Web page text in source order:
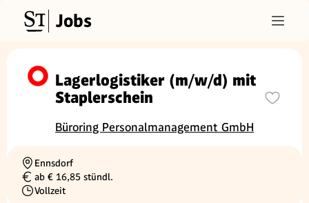
Jobs
Lagerlogistiker (m/w/d) mit
Staplerschein
Büroring Personalmanagement GmbH
Ortschaft
Ennsdorf
Gehalt
ab € 16,85 stündl.
Beschäftigungsart
Vollzeit